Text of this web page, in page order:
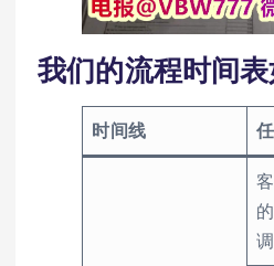
我们的流程时间表
时间线